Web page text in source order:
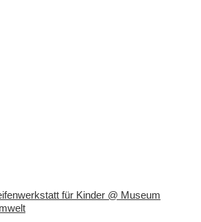
für Kinder @ Museum